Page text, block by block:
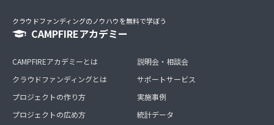
クラウドファンディングのノウハウを無料で学ぼう
CAMPFIREアカデミー
CAMPFIREアカデミーとは
クラウドファンディングとは
プロジェクトの作り方
プロジェクトの広め方
説明会・相談会
サポートサービス
実施事例
統計データ